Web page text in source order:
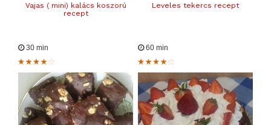
Vajas ( mini) kalács koszorú
recept
Leveles tekercs recept
30 min 60 min